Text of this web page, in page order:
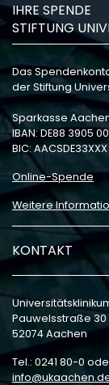
IHRE SPENDE
STIFTUNG
Das
der Stiftung
Sparkasse
IBAN: DE88 3905
BIC: AACSDE33XXX
Online-Spende
Weitere
KONTAKT
Pauwelsstraße 30
52074 Aachen
Tel.: 0241 80-0
info
ukaachen